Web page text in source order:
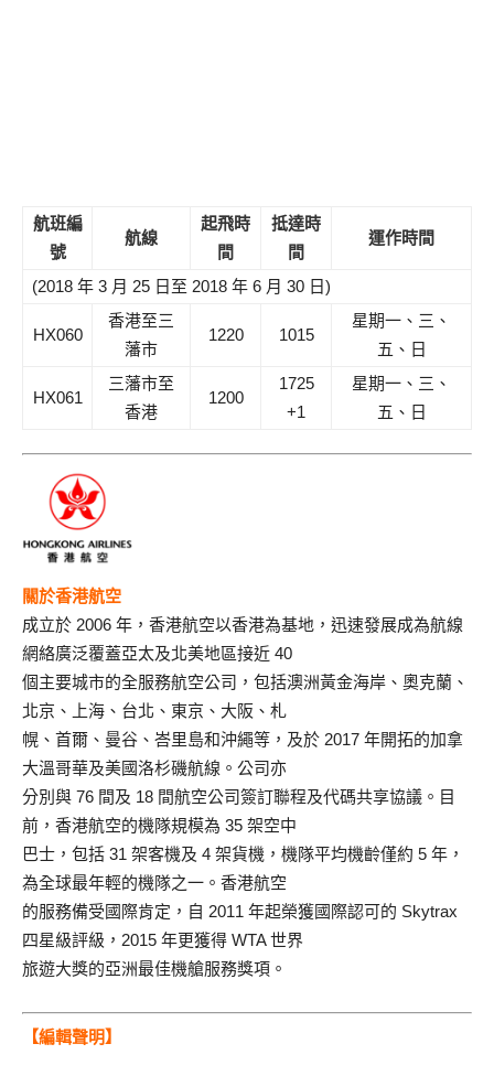
航班編
號
航線
起飛時
間
抵達時
間
運作時間
(2018 年 3 月 25 日至 2018 年 6 月 30 日)
HX060
香港至三
藩市
1220 1015
星期一、三、
五、日
HX061
三藩市至
香港
1200
1725
+1
星期一、三、
五、日
關於香港航空
成立於 2006 年，香港航空以香港為基地，迅速發展成為航線
網絡廣泛覆蓋亞太及北美地區接近 40
個主要城市的全服務航空公司，包括澳洲黃金海岸、奧克蘭、
北京、上海、台北、東京、大阪、札
幌、首爾、曼谷、峇里島和沖繩等，及於 2017 年開拓的加拿
大溫哥華及美國洛杉磯航線。公司亦
分別與 76 間及 18 間航空公司簽訂聯程及代碼共享協議。目
前，香港航空的機隊規模為 35 架空中
巴士，包括 31 架客機及 4 架貨機，機隊平均機齡僅約 5 年，
為全球最年輕的機隊之一。香港航空
的服務備受國際肯定，自 2011 年起榮獲國際認可的 Skytrax
四星級評級，2015 年更獲得 WTA 世界
旅遊大獎的亞洲最佳機艙服務獎項。
【編輯聲明】